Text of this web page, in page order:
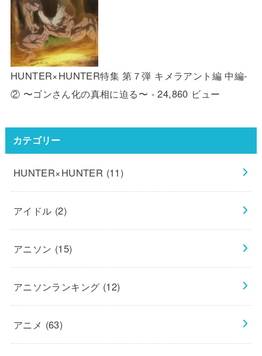
HUNTER×HUNTER特集 第７弾 キメラアント編 中編-
② 〜ゴンさん化の真相に迫る〜 - 24,860 ビュー
カテゴリー
HUNTER×HUNTER (11)
アイドル (2)
アニソン (15)
アニソンランキング (12)
アニメ (63)